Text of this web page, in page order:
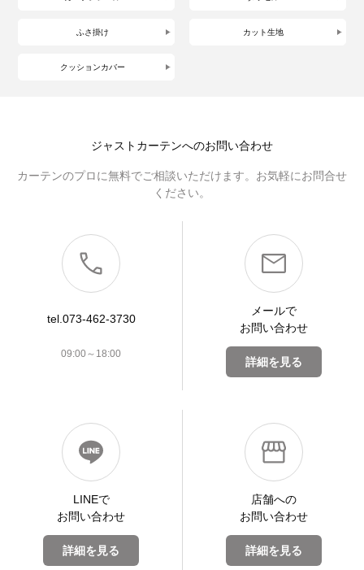
ふさ掛け カット生地
クッションカバー
ジャストカーテンへのお問い合わせ
カーテンのプロに無料でご相談いただけます。お気軽にお問合せ
ください。
tel.073-462-3730
09:00～18:00
メールで
お問い合わせ
詳細を見る
LINEで
お問い合わせ
詳細を見る
店舗への
お問い合わせ
詳細を見る